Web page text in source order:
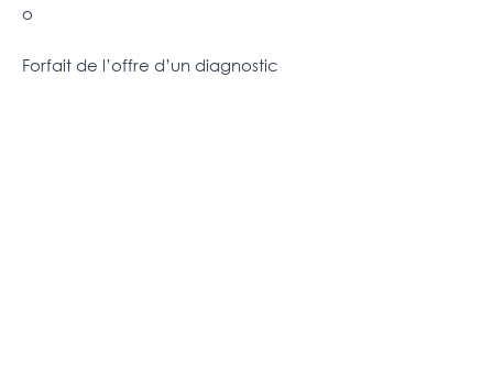
o
Forfait de l’offre d’un diagnostic